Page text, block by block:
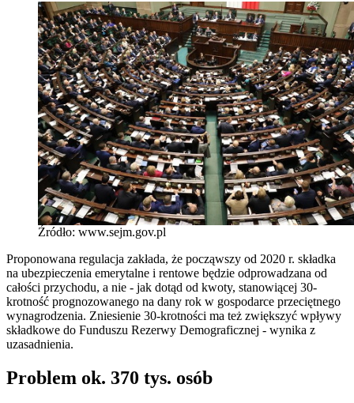
Źródło: www.sejm.gov.pl
Proponowana regulacja zakłada, że począwszy od 2020 r. składka
na ubezpieczenia emerytalne i rentowe będzie odprowadzana od
całości przychodu, a nie - jak dotąd od kwoty, stanowiącej 30-
krotność prognozowanego na dany rok w gospodarce przeciętnego
wynagrodzenia. Zniesienie 30-krotności ma też zwiększyć wpływy
składkowe do Funduszu Rezerwy Demograficznej - wynika z
uzasadnienia.
Problem ok. 370 tys. osób